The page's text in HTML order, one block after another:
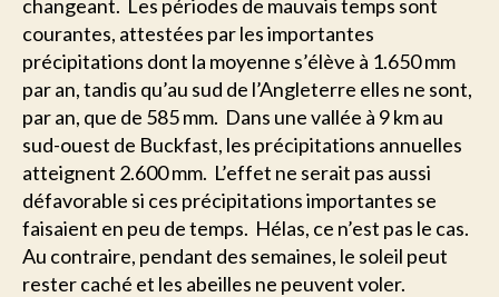
changeant. Les périodes de mauvais temps sont
courantes, attestées par les importantes
précipitations dont la moyenne s’élève à 1.650 mm
par an, tandis qu’au sud de l’Angleterre elles ne sont,
par an, que de 585 mm. Dans une vallée à 9 km au
sud-ouest de Buckfast, les précipitations annuelles
atteignent 2.600 mm. L’effet ne serait pas aussi
défavorable si ces précipitations importantes se
faisaient en peu de temps. Hélas, ce n’est pas le cas.
Au contraire, pendant des semaines, le soleil peut
rester caché et les abeilles ne peuvent voler.